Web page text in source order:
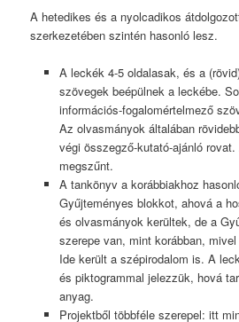
A hetedikes és a nyolcadikos
szerkezetében szintén hasonló lesz.
A leckék 4-5 oldalasak, és a
szövegek beépülnek a leckébe.
információs-fogalomértelmező
Az olvasmányok általában
végi összegző-kutató-ajánló
megszűnt.
A tankönyv a korábbiakhoz
Gyűjteményes blokkot, ahová a
és olvasmányok kerültek, de a
szerepe van, mint korábban,
Ide került a szépirodalom is. A
és piktogrammal jelezzük, hová
anyag.
Projektből többféle szerepel: itt